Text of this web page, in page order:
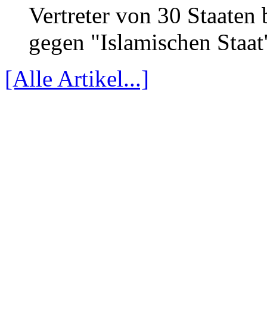
Vertreter von 30
gegen "Islamischen
[Alle Artikel...]